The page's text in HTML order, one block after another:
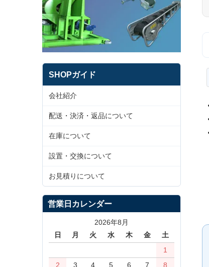
SHOPガイド
会社紹介
配送・決済・返品について
在庫について
設置・交換について
お見積りについて
営業日カレンダー
2026年8月
日
月 火 水 木 金
土
1
2
3 4 5 6 7
8